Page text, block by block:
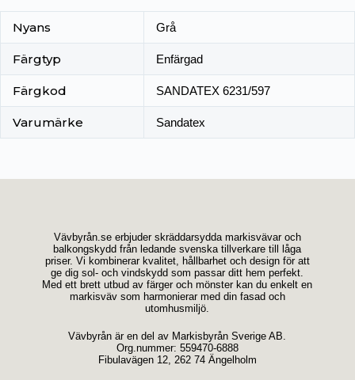
Nyans Grå
Färgtyp Enfärgad
Färgkod SANDATEX 6231/597
Varumärke Sandatex
Vävbyrån.se erbjuder skräddarsydda markisvävar och
balkongskydd från ledande svenska tillverkare till låga
priser. Vi kombinerar kvalitet, hållbarhet och design för att
ge dig sol- och vindskydd som passar ditt hem perfekt.
Med ett brett utbud av färger och mönster kan du enkelt en
markisväv som harmonierar med din fasad och
utomhusmiljö.
Vävbyrån är en del av Markisbyrån Sverige AB.
Org.nummer: 559470-6888
Fibulavägen 12, 262 74 Ängelholm